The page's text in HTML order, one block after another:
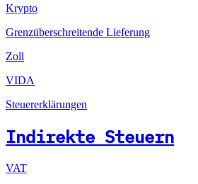
Krypto
Grenzüberschreitende Lieferung
Zoll
VIDA
Steuererklärungen
Indirekte Steuern
VAT